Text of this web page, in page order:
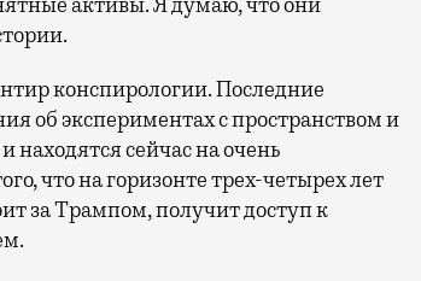
конспирологии. Последние
об экспериментах с пространством и
сейчас на очень
что на горизонте трех-четырех лет
за Трампом, получит доступ к